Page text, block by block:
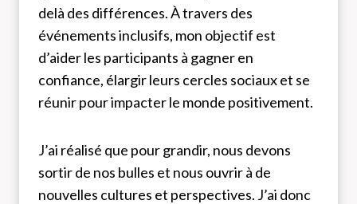
delà des différences. À travers des
événements inclusifs, mon objectif est
d’aider les participants à gagner en
confiance, élargir leurs cercles sociaux et se
réunir pour impacter le monde positivement.
J’ai réalisé que pour grandir, nous devons
sortir de nos bulles et nous ouvrir à de
nouvelles cultures et perspectives. J’ai donc